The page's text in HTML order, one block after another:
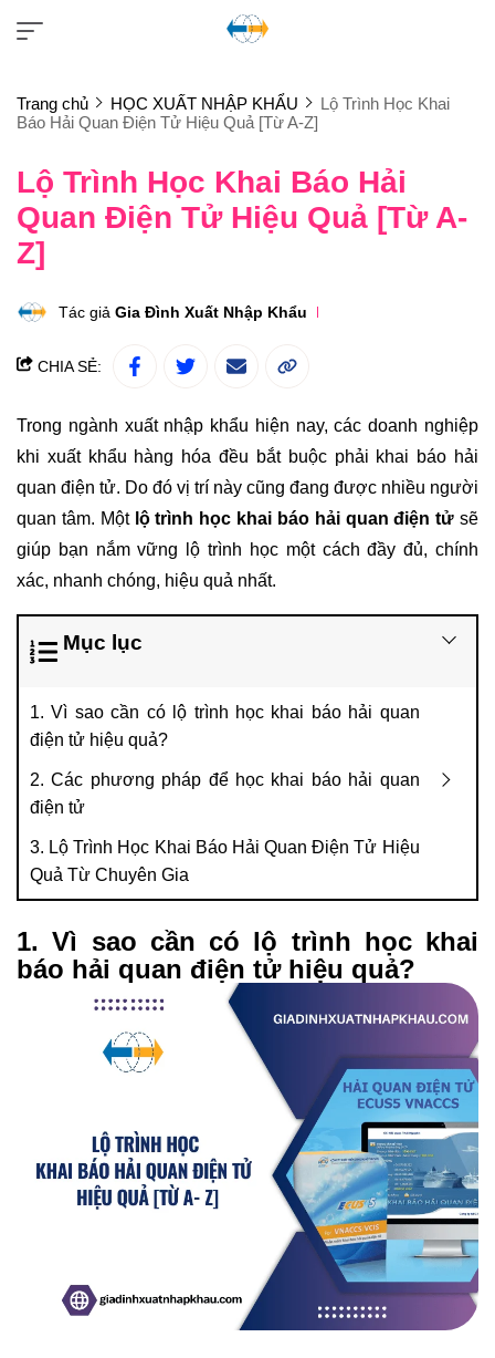
Trang chủ HỌC XUẤT NHẬP KHẨU
Lộ Trình Học Khai
Báo Hải Quan Điện Tử Hiệu Quả [Từ A-Z]
Lộ Trình Học Khai Báo Hải
Quan Điện Tử Hiệu Quả [Từ A-
Z]
Tác giả Gia Đình Xuất Nhập Khẩu
CHIA SẺ:
Trong ngành xuất nhập khẩu hiện nay, các doanh nghiệp
khi xuất khẩu hàng hóa đều bắt buộc phải khai báo hải
quan điện tử. Do đó vị trí này cũng đang được nhiều người
quan tâm. Mộtlộ trình học khai báo hải quan điện tửsẽ
giúp bạn nắm vững lộ trình học một cách đầy đủ, chính
xác, nhanh chóng, hiệu quả nhất.
Mục lục
1. Vì sao cần có lộ trình học khai báo hải quan
điện tử hiệu quả?
2. Các phương pháp để học khai báo hải quan
điện tử
3. Lộ Trình Học Khai Báo Hải Quan Điện Tử Hiệu
Quả Từ Chuyên Gia
1. Vì sao cần có lộ trình học khai
báo hải quan điện tử hiệu quả?